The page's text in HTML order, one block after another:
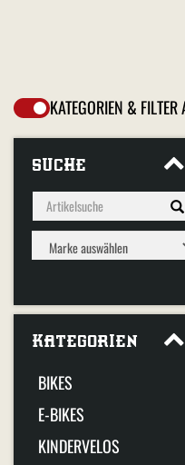
KATEGORIEN & FILTER
SUCHE
KATEGORIEN
BIKES
E-BIKES
KINDERVELOS